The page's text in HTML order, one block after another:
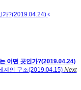
가?(2019.04.24)
어떤 곳인가?(2019.04.24)
계의 구조(2019.04.15) Next